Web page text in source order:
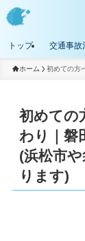
トップ 交通事故
ホーム 初めての方
初めての
わり｜磐
(浜松市
ります)